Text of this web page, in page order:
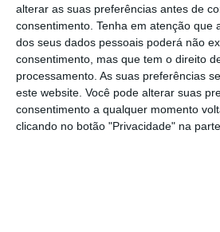
alterar as suas preferências antes de
consentimento. Tenha em atenção que
dos seus dados pessoais poderá não
consentimento, mas que tem o direito
processamento. As suas preferências
este website. Você pode alterar suas
consentimento a qualquer momento
clicando no botão "Privacidade" na